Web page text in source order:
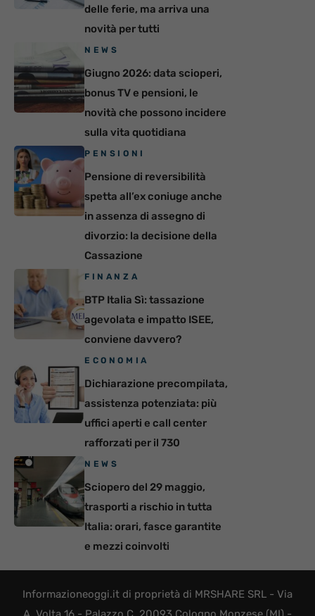
delle ferie, ma arriva una
novità per tutti
NEWS
Giugno 2026: data scioperi,
bonus TV e pensioni, le
novità che possono incidere
sulla vita quotidiana
PENSIONI
Pensione di reversibilità
spetta all’ex coniuge anche
in assenza di assegno di
divorzio: la decisione della
Cassazione
FINANZA
BTP Italia Sì: tassazione
agevolata e impatto ISEE,
conviene davvero?
ECONOMIA
Dichiarazione precompilata,
assistenza potenziata: più
uffici aperti e call center
rafforzati per il 730
NEWS
Sciopero del 29 maggio,
trasporti a rischio in tutta
Italia: orari, fasce garantite
e mezzi coinvolti
Informazioneoggi.it di proprietà di MRSHARE SRL - Via